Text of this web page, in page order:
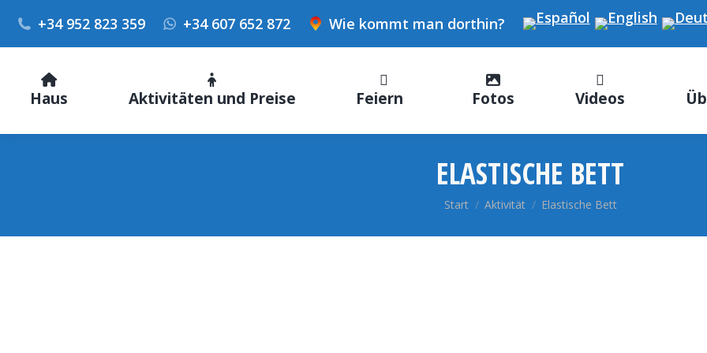
+34 952 823 359 +34 607 652 872 Wie kommt man dorthin?
Haus Aktivitäten und Preise Feiern Fotos Videos
ELASTISCHE BETT
Sie befinden sich hier:
Start Aktivität Elastische Bett